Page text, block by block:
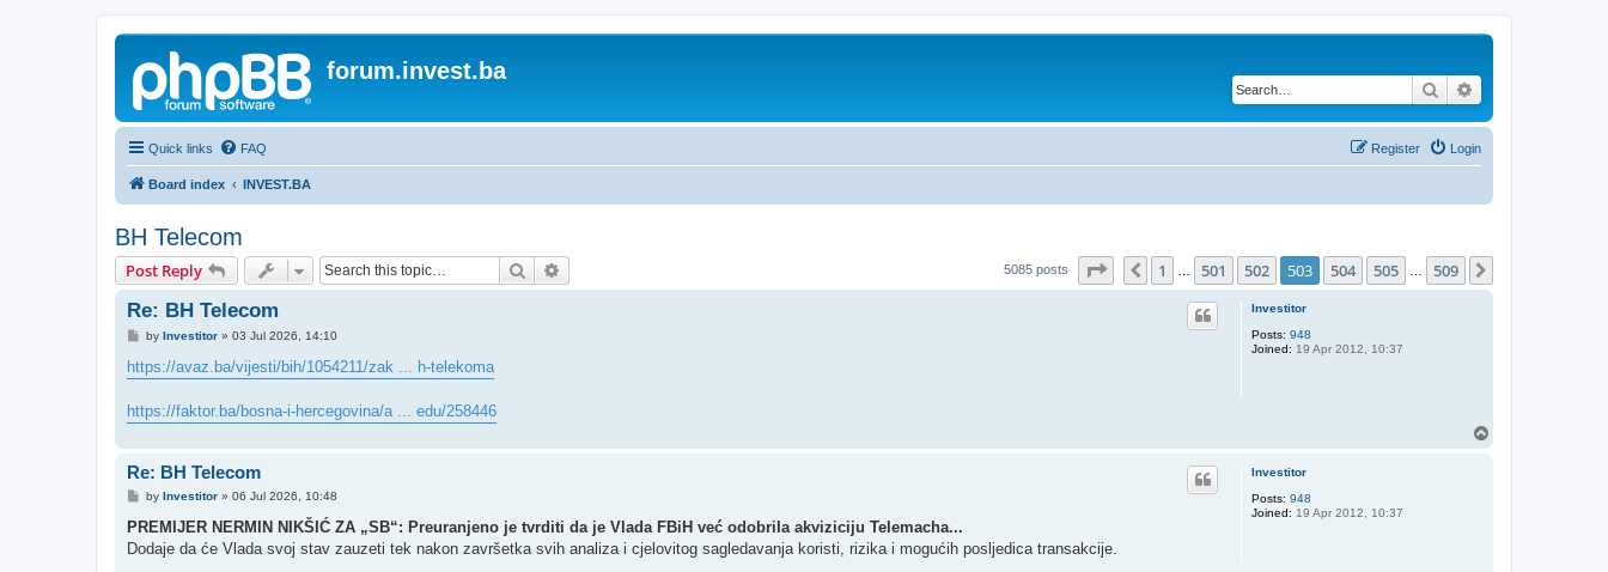
forum.invest.ba
Search
Quick links FAQ Login
Register
Board index INVEST.BA
BH Telecom
Post Reply Search 5085 posts Page 503 of 509
Previous
1 501 502 503 504 505 509
Investitor
Posts: 948
Joined: 19 Apr 2012, 10:37
Re: BH Telecom
P
s
t
by Investitor» 03 Jul 2026, 14:10
https://avaz.ba/vijesti/bih/1054211/zak ... h-telekoma
https://faktor.ba/bosna-i-hercegovina/a ... edu/258446
Investitor
Posts: 948
Joined: 19 Apr 2012, 10:37
Re: BH Telecom
P
s
by Investitor» 06 Jul 2026, 10:48
PREMIJER NERMIN NIKŠIĆ ZA „SB“: Preuranjeno je tvrditi da je Vlada FBiH već odobrila akviziciju Telemacha...
Dodaje da će Vlada svoj stav zauzeti tek nakon završetka svih analiza i cjelovitog sagledavanja koristi, rizika i mogućih posljedica transakcije.